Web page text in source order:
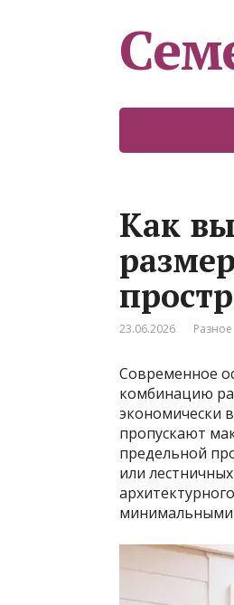
Как
23.06.2026 Разное
Современное
комбинацию
экономически
пропускают
предельной
или
минимальными